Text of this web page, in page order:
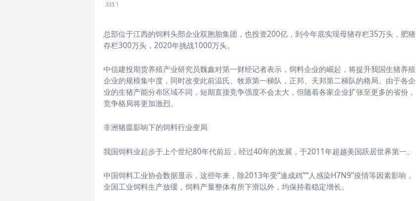
333 1
总部位于江西的饲料头部企业双胞胎集团，也投资200亿，到今年底实现母猪存栏35万头，肥猪
存栏300万头，2020年挑战1000万头。
中信建投期货养殖产业研究员魏鑫对第一财经记者表示，饲料企业的崛起，将提升我国生猪养殖
企业的规模集中度，同时改变此前温氏、牧原第一梯队，正邦、天邦第二梯队的格局。由于各企
业的生猪产能分布区域不同，短期直接竞争强度不会太大，但随着各家企业扩张至更多的省份，
竞争格局将更加激烈。
非洲猪瘟影响下的饲料行业变局
我国饲料业起步于上个世纪80年代前后，经过40年的发展，于2011年超越美国跃居世界第一。
中国饲料工业协会数据显示，这些年来，除2013年受“速成鸡”“人感染H7N9”疫情等因素影响，
全国工业饲料生产放缓，饲料产量整体有所下滑以外，均保持着稳定增长。